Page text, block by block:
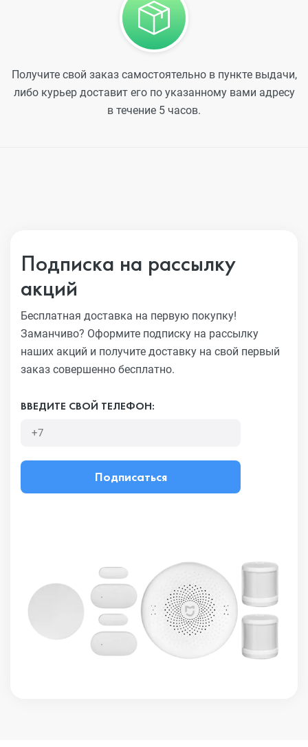
Получите свой заказ самостоятельно в пункте выдачи,
либо курьер доставит его по указанному вами адресу
в течение 5 часов.
Подписка на рассылку
акций
Бесплатная доставка на первую покупку!
Заманчиво? Оформите подписку на рассылку
наших акций и получите доставку на свой первый
заказ совершенно бесплатно.
ВВЕДИТЕ СВОЙ ТЕЛЕФОН:
Подписаться